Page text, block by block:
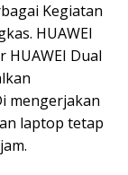
Kegiatan
HUAWEI
Dual
mengerjakan
laptop tetap